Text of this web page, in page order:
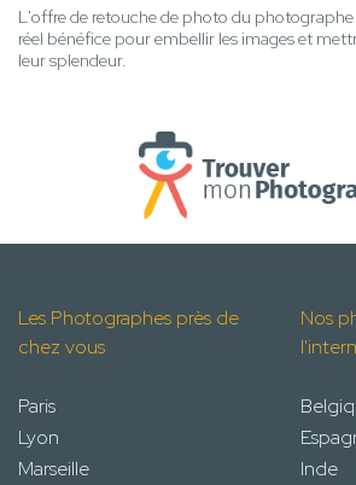
L'offre de retouche de photo du
réel bénéfice pour embellir les images et
leur splendeur.
Les Photographes près de
chez vous
Paris
Lyon
Marseille
Nos
Inde